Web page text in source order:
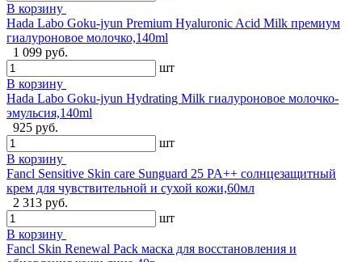
В корзину
Hada Labo Goku-jyun Premium Hyaluronic Acid Milk премиум
гиалуроновое молочко,140ml
1 099 руб.
шт
В корзину
Hada Labo Goku-jyun Hydrating Milk гиалуроновое молочко-
эмульсия,140ml
925 руб.
шт
В корзину
Fancl Sensitive Skin care Sunguard 25 PA++ солнцезащитный
крем для чувствительной и сухой кожи,60мл
2 313 руб.
шт
В корзину
Fancl Skin Renewal Pack маска для восстановления и